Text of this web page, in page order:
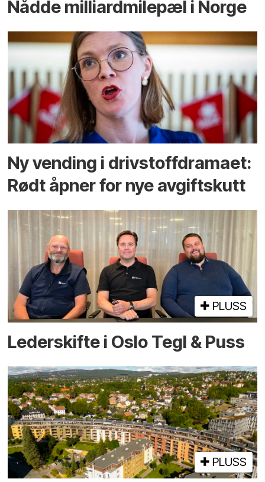
Nådde milliard­­milepæl i Norge
Ny vending i drivstoffdramaet:
Rødt åpner for nye avgiftskutt
PLUSS
Lederskifte i Oslo Tegl & Puss
PLUSS